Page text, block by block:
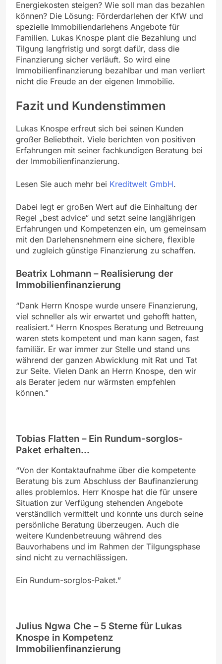
Energiekosten steigen? Wie soll man das bezahlen
können? Die Lösung: Förderdarlehen der KfW und
spezielle Immobiliendarlehens Angebote für
Familien. Lukas Knospe plant die Bezahlung und
Tilgung langfristig und sorgt dafür, dass die
Finanzierung sicher verläuft. So wird eine
Immobilienfinanzierung bezahlbar und man verliert
nicht die Freude an der eigenen Immobilie.
Fazit und Kundenstimmen
Lukas Knospe erfreut sich bei seinen Kunden
großer Beliebtheit. Viele berichten von positiven
Erfahrungen mit seiner fachkundigen Beratung bei
der Immobilienfinanzierung.
Lesen Sie auch mehr bei Kreditwelt GmbH.
Dabei legt er großen Wert auf die Einhaltung der
Regel „best advice“ und setzt seine langjährigen
Erfahrungen und Kompetenzen ein, um gemeinsam
mit den Darlehensnehmern eine sichere, flexible
und zugleich günstige Finanzierung zu schaffen.
Beatrix Lohmann – Realisierung der
Immobilienfinanzierung
“Dank Herrn Knospe wurde unsere Finanzierung,
viel schneller als wir erwartet und gehofft hatten,
realisiert.“ Herrn Knospes Beratung und Betreuung
waren stets kompetent und man kann sagen, fast
familiär. Er war immer zur Stelle und stand uns
während der ganzen Abwicklung mit Rat und Tat
zur Seite. Vielen Dank an Herrn Knospe, den wir
als Berater jedem nur wärmsten empfehlen
können.”
Tobias Flatten – Ein Rundum-sorglos-
Paket erhalten…
“Von der Kontaktaufnahme über die kompetente
Beratung bis zum Abschluss der Baufinanzierung
alles problemlos. Herr Knospe hat die für unsere
Situation zur Verfügung stehenden Angebote
verständlich vermittelt und konnte uns durch seine
persönliche Beratung überzeugen. Auch die
weitere Kundenbetreuung während des
Bauvorhabens und im Rahmen der Tilgungsphase
sind nicht zu vernachlässigen.
Ein Rundum-sorglos-Paket.”
Julius Ngwa Che – 5 Sterne für Lukas
Knospe in Kompetenz
Immobilienfinanzierung